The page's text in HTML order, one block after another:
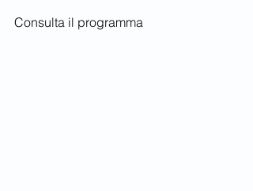
Consulta il programma